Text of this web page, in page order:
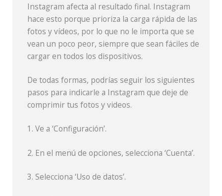
Instagram afecta al resultado final. Instagram
hace esto porque prioriza la carga rápida de las
fotos y vídeos, por lo que no le importa que se
vean un poco peor, siempre que sean fáciles de
cargar en todos los dispositivos.
De todas formas, podrías seguir los siguientes
pasos para indicarle a Instagram que deje de
comprimir tus fotos y videos.
1. Ve a ‘Configuración’.
2. En el menú de opciones, selecciona ‘Cuenta’.
3. Selecciona ‘Uso de datos’.